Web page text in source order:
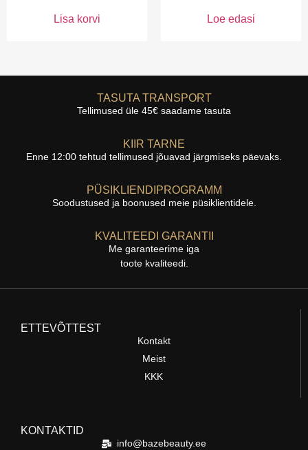
Lisa korvi Loe edasi
TASUTA TRANSPORT
Tellimused üle 45€ saadame tasuta
KIIR TARNE
Enne 12:00 tehtud tellimused jõuavad järgmiseks päevaks.
PÜSIKLIENDIPROGRAMM
Soodustused ja boonused meie püsiklientidele.
KVALITEEDI GARANTII
Me garanteerime iga
toote kvaliteedi.
ETTEVÕTTEST
Kontakt
Meist
KKK
KONTAKTID
info@bazebeauty.ee